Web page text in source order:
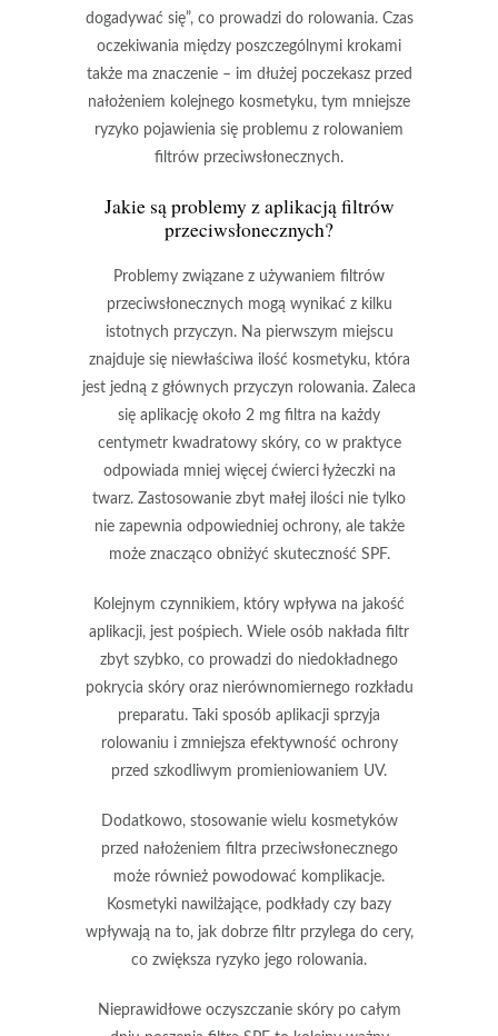
dogadywać się”, co prowadzi do rolowania. Czas
oczekiwania między poszczególnymi krokami
także ma znaczenie – im dłużej poczekasz przed
nałożeniem kolejnego kosmetyku, tym mniejsze
ryzyko pojawienia się problemu z rolowaniem
filtrów przeciwsłonecznych.
Jakie są problemy z aplikacją filtrów
przeciwsłonecznych?
Problemy związane z używaniem filtrów
przeciwsłonecznych mogą wynikać z kilku
istotnych przyczyn. Na pierwszym miejscu
znajduje się niewłaściwa ilość kosmetyku, która
jest jedną z głównych przyczyn rolowania. Zaleca
się aplikację około 2 mg filtra na każdy
centymetr kwadratowy skóry, co w praktyce
odpowiada mniej więcej ćwierci łyżeczki na
twarz. Zastosowanie zbyt małej ilości nie tylko
nie zapewnia odpowiedniej ochrony, ale także
może znacząco obniżyć skuteczność SPF.
Kolejnym czynnikiem, który wpływa na jakość
aplikacji, jest pośpiech. Wiele osób nakłada filtr
zbyt szybko, co prowadzi do niedokładnego
pokrycia skóry oraz nierównomiernego rozkładu
preparatu. Taki sposób aplikacji sprzyja
rolowaniu i zmniejsza efektywność ochrony
przed szkodliwym promieniowaniem UV.
Dodatkowo, stosowanie wielu kosmetyków
przed nałożeniem filtra przeciwsłonecznego
może również powodować komplikacje.
Kosmetyki nawilżające, podkłady czy bazy
wpływają na to, jak dobrze filtr przylega do cery,
co zwiększa ryzyko jego rolowania.
Nieprawidłowe oczyszczanie skóry po całym